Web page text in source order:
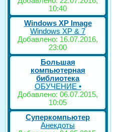
10:40
Windows XP Image
Windows XP & 7
Добавлено: 16.07.2016,
23:00
Большая
компьютерная
библиотека
ОБУЧЕНИЕ •
Добавлено: 06.07.2015,
10:05
Суперкомпьютер
Анекдоты